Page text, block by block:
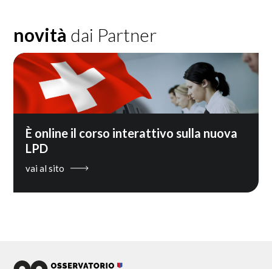
novità dai Partner
È online il corso interattivo sulla nuova
LPD
vai al sito